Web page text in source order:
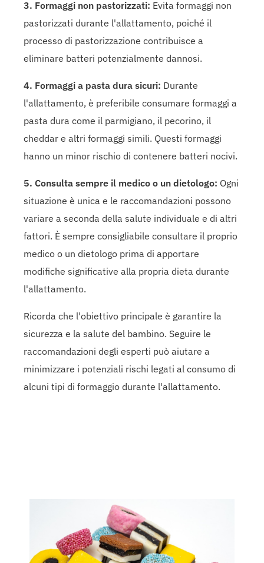
3. Formaggi non pastorizzati: Evita formaggi non
pastorizzati durante l'allattamento, poiché il
processo di pastorizzazione contribuisce a
eliminare batteri potenzialmente dannosi.
4. Formaggi a pasta dura sicuri: Durante
l'allattamento, è preferibile consumare formaggi a
pasta dura come il parmigiano, il pecorino, il
cheddar e altri formaggi simili. Questi formaggi
hanno un minor rischio di contenere batteri nocivi.
5. Consulta sempre il medico o un dietologo: Ogni
situazione è unica e le raccomandazioni possono
variare a seconda della salute individuale e di altri
fattori. È sempre consigliabile consultare il proprio
medico o un dietologo prima di apportare
modifiche significative alla propria dieta durante
l'allattamento.
Ricorda che l'obiettivo principale è garantire la
sicurezza e la salute del bambino. Seguire le
raccomandazioni degli esperti può aiutare a
minimizzare i potenziali rischi legati al consumo di
alcuni tipi di formaggio durante l'allattamento.